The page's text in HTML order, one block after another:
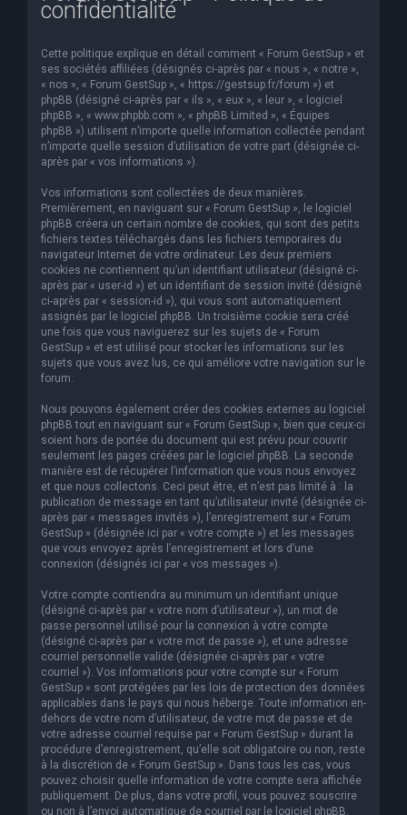
confidentialité
Cette politique explique en détail comment « Forum GestSup » et
ses sociétés affiliées (désignés ci-après par « nous », « notre »,
« nos », « Forum GestSup », « https://gestsup.fr/forum ») et
phpBB (désigné ci-après par « ils », « eux », « leur », « logiciel
phpBB », « www.phpbb.com », « phpBB Limited », « Équipes
phpBB ») utilisent n’importe quelle information collectée pendant
n’importe quelle session d’utilisation de votre part (désignée ci-
après par « vos informations »).
Vos informations sont collectées de deux manières.
Premièrement, en naviguant sur « Forum GestSup », le logiciel
phpBB créera un certain nombre de cookies, qui sont des petits
fichiers textes téléchargés dans les fichiers temporaires du
navigateur Internet de votre ordinateur. Les deux premiers
cookies ne contiennent qu’un identifiant utilisateur (désigné ci-
après par « user-id ») et un identifiant de session invité (désigné
ci-après par « session-id »), qui vous sont automatiquement
assignés par le logiciel phpBB. Un troisième cookie sera créé
une fois que vous naviguerez sur les sujets de « Forum
GestSup » et est utilisé pour stocker les informations sur les
sujets que vous avez lus, ce qui améliore votre navigation sur le
forum.
Nous pouvons également créer des cookies externes au logiciel
phpBB tout en naviguant sur « Forum GestSup », bien que ceux-ci
soient hors de portée du document qui est prévu pour couvrir
seulement les pages créées par le logiciel phpBB. La seconde
manière est de récupérer l’information que vous nous envoyez
et que nous collectons. Ceci peut être, et n’est pas limité à : la
publication de message en tant qu’utilisateur invité (désignée ci-
après par « messages invités »), l’enregistrement sur « Forum
GestSup » (désignée ici par « votre compte ») et les messages
que vous envoyez après l’enregistrement et lors d’une
connexion (désignés ici par « vos messages »).
Votre compte contiendra au minimum un identifiant unique
(désigné ci-après par « votre nom d’utilisateur »), un mot de
passe personnel utilisé pour la connexion à votre compte
(désigné ci-après par « votre mot de passe »), et une adresse
courriel personnelle valide (désignée ci-après par « votre
courriel »). Vos informations pour votre compte sur « Forum
GestSup » sont protégées par les lois de protection des données
applicables dans le pays qui nous héberge. Toute information en-
dehors de votre nom d’utilisateur, de votre mot de passe et de
votre adresse courriel requise par « Forum GestSup » durant la
procédure d’enregistrement, qu’elle soit obligatoire ou non, reste
à la discrétion de « Forum GestSup ». Dans tous les cas, vous
pouvez choisir quelle information de votre compte sera affichée
publiquement. De plus, dans votre profil, vous pouvez souscrire
ou non à l’envoi automatique de courriel par le logiciel phpBB.